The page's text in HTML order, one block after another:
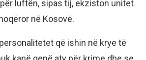
luftën, sipas tij, ekziston unitet
në Kosovë.
që ishin në krye të